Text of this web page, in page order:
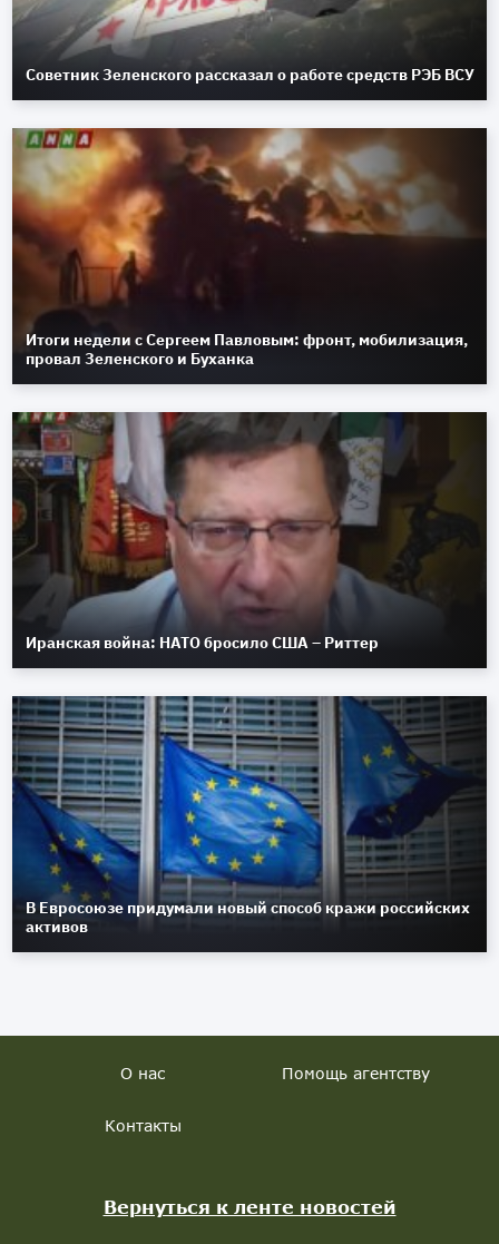
Советник Зеленского рассказал о работе средств РЭБ ВСУ
Итоги недели с Сергеем Павловым: фронт, мобилизация,
провал Зеленского и Буханка
Иранская война: НАТО бросило США – Риттер
В Евросоюзе придумали новый способ кражи российских
активов
О нас Помощь агентству
Контакты
Вернуться к ленте новостей